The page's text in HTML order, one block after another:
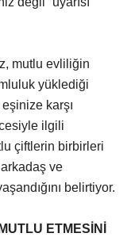
mutlu evliliğin
yüklediği
karşı
ilgili
çiftlerin birbirleri
ve
belirtiyor.
ETMESİNİ